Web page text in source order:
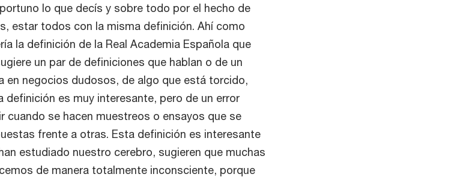
lo que decís y sobre todo por el hecho de
estar todos con la misma definición. Ahí como
la definición de la Real Academia Española que
un par de definiciones que hablan o de un
en negocios dudosos, de algo que está torcido,
es muy interesante, pero de un error
cuando se hacen muestreos o ensayos que se
frente a otras. Esta definición es interesante
estudiado nuestro cerebro, sugieren que muchas
de manera totalmente inconsciente, porque